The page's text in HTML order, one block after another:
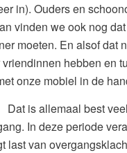
in). Ouders en
vinden we ook nog
moeten. En alsof dat
hebben en
onze mobiel in de
Dat is allemaal best
In deze periode
last van